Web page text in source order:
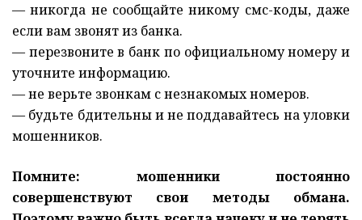
— никогда не сообщайте никому смс-коды, даже
если вам звонят из банка.
— перезвоните в банк по официальному номеру и
уточните информацию.
— не верьте звонкам с незнакомых номеров.
— будьте бдительны и не поддавайтесь на уловки
мошенников.
Помните: мошенники постоянно
совершенствуют свои методы обмана.